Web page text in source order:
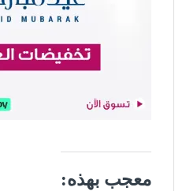
معجب بهذه: